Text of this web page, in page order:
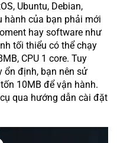
Ubuntu, Debian,
hành của bạn phải mới
hay software như
tối thiểu có thể chạy
CPU 1 core. Tuy
ổn định, bạn nên sử
10MB để vận hành.
qua hướng dẫn cài đặt